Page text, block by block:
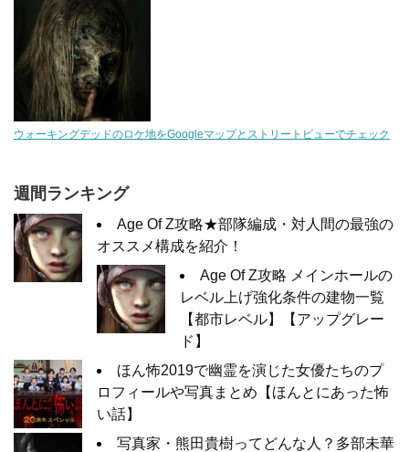
ウォーキングデッドのロケ地をGoogleマップとストリートビューでチェック
週間ランキング
Age Of Z攻略★部隊編成・対人間の最強の
オススメ構成を紹介！
Age Of Z攻略 メインホールの
レベル上げ強化条件の建物一覧
【都市レベル】【アップグレー
ド】
ほん怖2019で幽霊を演じた女優たちのプ
ロフィールや写真まとめ【ほんとにあった怖
い話】
写真家・熊田貴樹ってどんな人？多部未華